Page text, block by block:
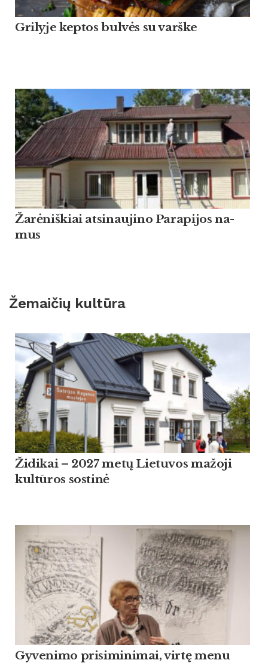
Grilyje keptos bulvės su varške
Žarė­niš­kiai at­si­nau­ji­no Pa­ra­pi­jos na­
mus
Žemaičių kultūra
Židikai – 2027 metų Lietuvos mažoji
kultūros sostinė
Gyvenimo prisiminimai, virtę menu